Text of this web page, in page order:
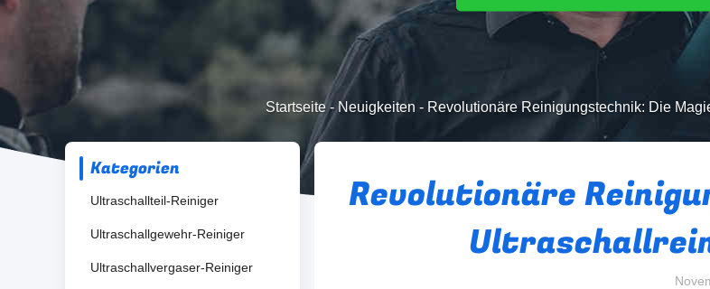
Startseite-Neuigkeiten - Revolutionäre Reinigungstechnik: Die
Kategorien
Ultraschallteil-Reiniger
Ultraschallgewehr-Reiniger
Ultraschallvergaser-Reiniger
Revolutionäre